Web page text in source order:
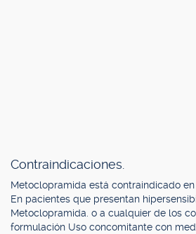
Contraindicaciones.
Metoclopramida está contraindicado
En pacientes que presentan
Metoclopramida. o a cualquier de los
formulación Uso concomitante con